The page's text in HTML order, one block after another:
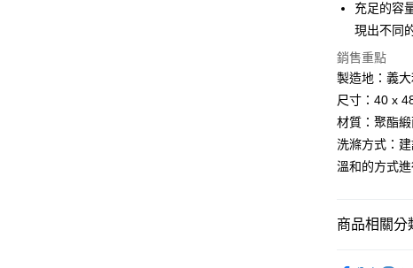
台灣樂天
每筆NT$80
付款後7-11取
每筆NT$80
黑貓宅急便
每筆NT$120
黑貓宅配(離
付款後門市自
充足的容
現出不同
銷售重點
製造地：義大
尺寸：40 x
材質：聚酯
洗滌方式：
溫和的方式
商品相關分